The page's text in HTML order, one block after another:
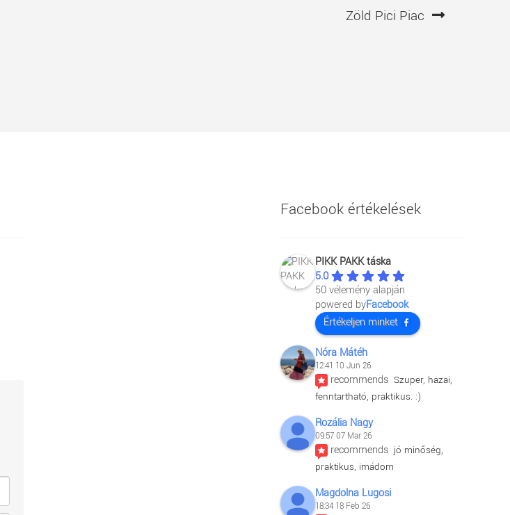
Következő
Zöld Pici Piac
Facebook értékelések
PIKK PAKK táska
5.0
50 vélemény alapján
powered byFacebook
Értékeljen minket
Nóra Mátéh
12:41 10 Jun 26
recommends Szuper, hazai,
fenntartható, praktikus. :)
Rozália Nagy
09:57 07 Mar 26
recommends jó minőség,
praktikus, imádom
Magdolna Lugosi
18:34 18 Feb 26